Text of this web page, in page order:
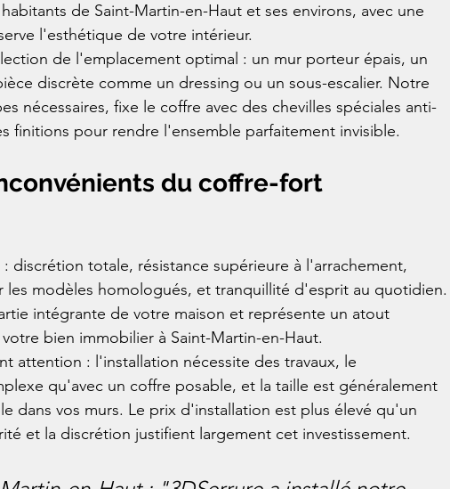
de Saint-Martin-en-Haut et ses environs, avec une
l'esthétique de votre intérieur.
de l'emplacement optimal : un mur porteur épais, un
discrète comme un dressing ou un sous-escalier. Notre
nécessaires, fixe le coffre avec des chevilles spéciales anti-
finitions pour rendre l'ensemble parfaitement invisible.
du coffre-fort
discrétion totale, résistance supérieure à l'arrachement,
modèles homologués, et tranquillité d'esprit au quotidien.
intégrante de votre maison et représente un atout
bien immobilier à Saint-Martin-en-Haut.
attention : l'installation nécessite des travaux, le
qu'avec un coffre posable, et la taille est généralement
dans vos murs. Le prix d'installation est plus élevé qu'un
et la discrétion justifient largement cet investissement.